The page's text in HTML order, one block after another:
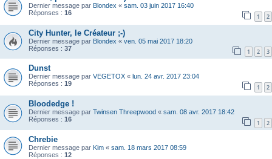
Dernier message par Blondex « sam. 03 juin 2017 16:40
Réponses : 16 1 2
City Hunter, le Créateur ;-)
Dernier message par Blondex « ven. 05 mai 2017 18:20
Réponses : 37 1 2 3
Dunst
Dernier message par VEGETOX « lun. 24 avr. 2017 23:04
Réponses : 19 1 2
Bloodedge !
Dernier message par Twinsen Threepwood « sam. 08 avr. 2017 18:42
Réponses : 16 1 2
Chrebie
Dernier message par Kim « sam. 18 mars 2017 08:59
Réponses : 12